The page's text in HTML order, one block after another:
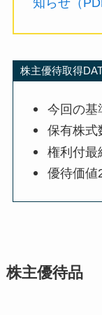
知らせ（
株主優待取得
今回の基
保有株式
権利付最
優待価値
株主優待品